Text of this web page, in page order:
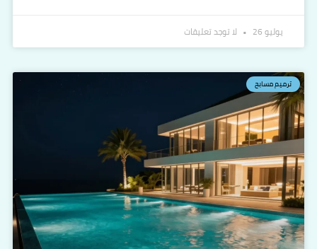
يوليو 26 لا توجد تعليقات
ترميم مسابح